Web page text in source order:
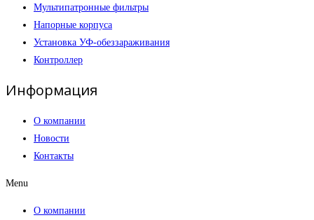
Мультипатронные фильтры
Напорные корпуса
Установка УФ-обеззараживания
Контроллер
Информация
О компании
Новости
Контакты
Menu
О компании